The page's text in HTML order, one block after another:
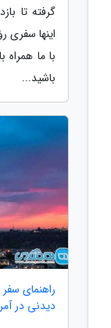
گرفته تا
اینها سفری
با ما همراه
باشید...
راهنمای
دیدنی در